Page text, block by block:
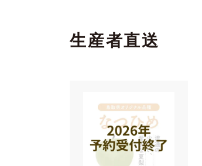
生産者直送